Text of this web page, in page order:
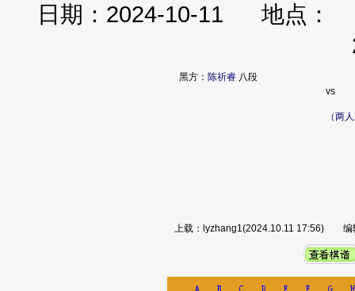
日期：2024-10-11 地点
黑方： 陈祈睿 八段
vs
（两
上载：lyzhang1(2024.10.11 17:56)